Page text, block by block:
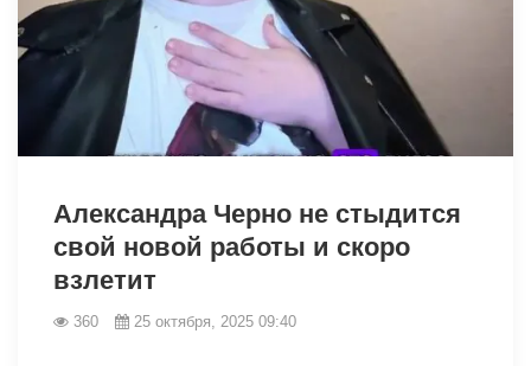
Александра Черно не стыдится
свой новой работы и скоро
взлетит
360 25 октября, 2025 09:40